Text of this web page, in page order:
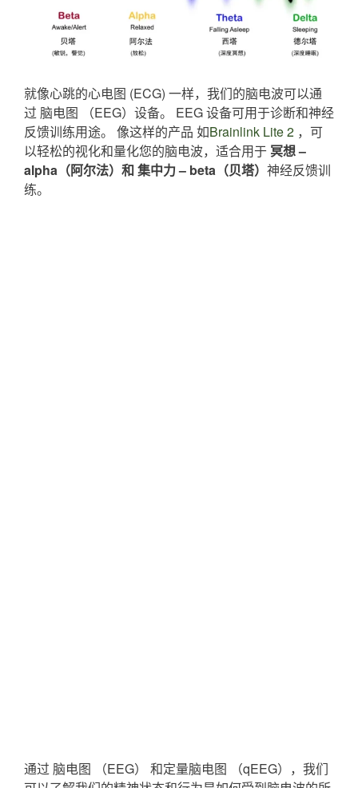
就像心跳的心电图 (ECG) 一样，我们的脑电波可以通
过 脑电图 （EEG）设备。 EEG 设备可用于诊断和神经
反馈训练用途。 像这样的产品 如Brainlink Lite 2 ，可
以轻松的视化和量化您的脑电波，适合用于 冥想 –
alpha（阿尔法）和 集中力 – beta（贝塔） 神经反馈训
练。
通过 脑电图 （EEG） 和定量脑电图 （qEEG），我们